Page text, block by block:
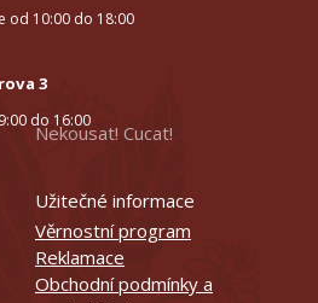
od 10:00 do 18:00
3
do 16:00
Nekousat! Cucat!
Užitečné informace
Věrnostní program
Reklamace
Obchodní podmínky a